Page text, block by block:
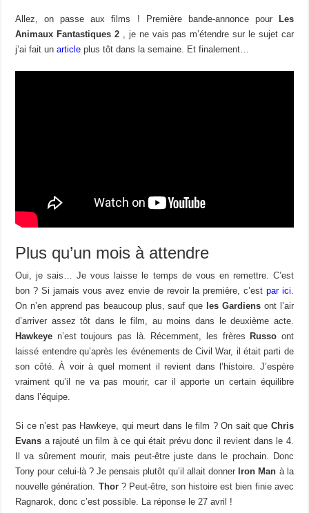
Allez, on passe aux films ! Première bande-annonce pour Les
Animaux Fantastiques 2 , je ne vais pas m’étendre sur le sujet car
j’ai fait unarticle plus tôt dans la semaine. Et finalement…
Plus qu’un mois à attendre
Oui, je sais… Je vous laisse le temps de vous en remettre. C’est
bon ? Si jamais vous avez envie de revoir la première, c’est par ici
On n’en apprend pas beaucoup plus, sauf que les Gardiens ont l’air
d’arriver assez tôt dans le film, au moins dans le deuxième acte.
Hawkeye n’est toujours pas là. Récemment, les frères Russo ont
laissé entendre qu’après les événements de Civil War, il était parti de
son côté. À voir à quel moment il revient dans l’histoire. J’espère
vraiment qu’il ne va pas mourir, car il apporte un certain équilibre
dans l’équipe.
Si ce n’est pas Hawkeye, qui meurt dans le film ? On sait que Chris
Evans a rajouté un film à ce qui était prévu donc il revient dans le 4.
Il va sûrement mourir, mais peut-être juste dans le prochain. Donc
Tony pour celui-là ? Je pensais plutôt qu’il allait donner Iron Man à la
nouvelle génération. Thor? Peut-être, son histoire est bien finie avec
Ragnarok, donc c’est possible. La réponse le 27 avril !